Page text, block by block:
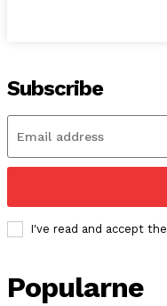
Subscribe
I've read and accept the
Popularne